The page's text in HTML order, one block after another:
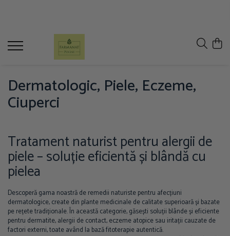
Ceaiuri naturale
Ceaiuri simple
Tincturi din plante medicinale
Dermatologic, Piele, Eczeme,
Ciuperci
Tratament naturist pentru alergii de
piele – soluție eficientă și blândă cu
pielea
Descoperă gama noastră de remedii naturiste pentru afecțiuni
dermatologice, create din plante medicinale de calitate superioară și bazate
pe rețete tradiționale. În această categorie, găsești soluții blânde și eficiente
pentru dermatite, alergii de contact, eczeme atopice sau iritații cauzate de
factori externi, toate având la bază fitoterapie autentică.